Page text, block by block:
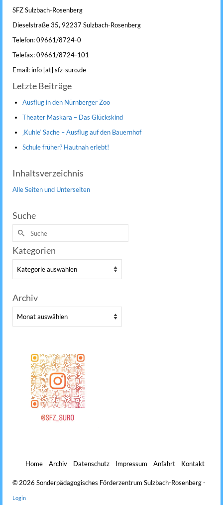
SFZ Sulzbach-Rosenberg
Dieselstraße 35, 92237 Sulzbach-Rosenberg
Telefon: 09661/8724-0
Telefax: 09661/8724-101
Email: info [at] sfz-suro.de
Letzte Beiträge
Ausflug in den Nürnberger Zoo
Theater Maskara – Das Glückskind
‚Kuhle‘ Sache – Ausflug auf den Bauernhof
Schule früher? Hautnah erlebt!
Inhaltsverzeichnis
Alle Seiten und Unterseiten
Suche
Suche
nach:
Kategorien
Kategorien
Archiv
Archiv
Home Archiv Datenschutz Impressum Anfahrt Kontakt
© 2026 Sonderpädagogisches Förderzentrum Sulzbach-Rosenberg -
Login